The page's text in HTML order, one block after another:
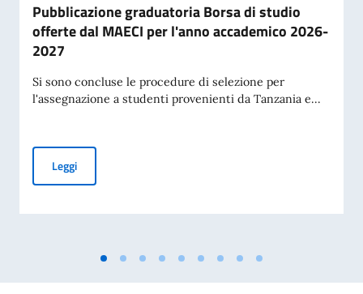
Pubblicazione graduatoria Borsa di studio
offerte dal MAECI per l'anno accademico 2026-
2027
Si sono concluse le procedure di selezione per
l'assegnazione a studenti provenienti da Tanzania e...
LeggiPubblicazione graduatoria Borsa di studio offerte dal